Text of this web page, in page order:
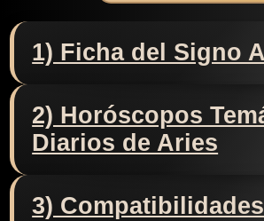
1) Ficha del Signo
2) Horóscopos
Diarios de Aries
3)